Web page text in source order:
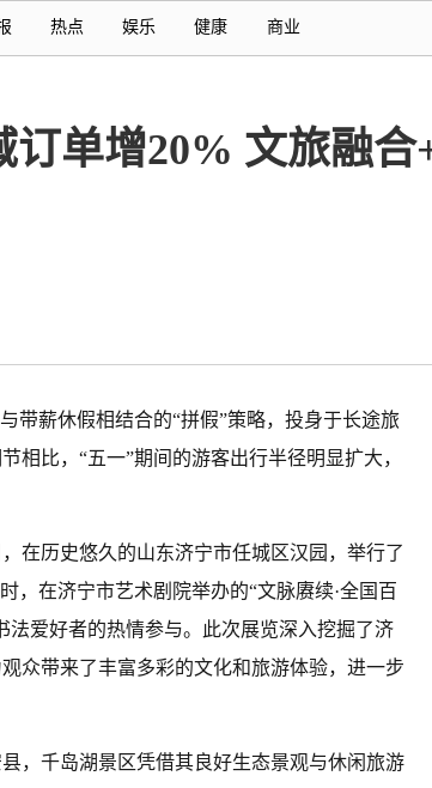
热点 娱乐 健康 商业
订单增20% 文旅融
带薪休假相结合的“拼假”策略，投身于长途旅
相比，“五一”期间的游客出行半径明显扩大，
在历史悠久的山东济宁市任城区汉园，举行了
，在济宁市艺术剧院举办的“文脉赓续·全国百
法爱好者的热情参与。此次展览深入挖掘了济
众带来了丰富多彩的文化和旅游体验，进一步
，千岛湖景区凭借其良好生态景观与休闲旅游